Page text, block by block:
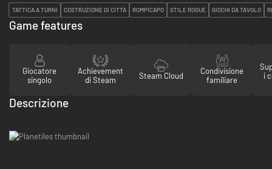
TATTICA A TURNI COSTRUZIONE DI CITTÀ ROMPICAPO STILE ROGUE GIOCHI DA TAVOLO
Game features
Giocatore
singolo
Achievement
di Steam
Steam Cloud
Condivisione
familiare
i
Descrizione